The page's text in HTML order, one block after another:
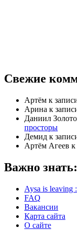
Свежие
Артём к
Арина к
Даниил
просторы
Демид к
Артём Агеев к
Важно знать:
Aysa is leaving
FAQ
Вакансии
Карта сайта
О сайте